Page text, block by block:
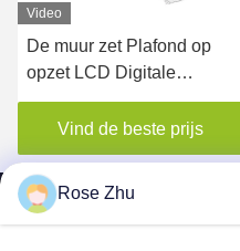
Video
De muur zet Plafond op
opzet LCD Digitale
Menuraad voor
Restaurant
Vind de beste prijs
Rose Zhu